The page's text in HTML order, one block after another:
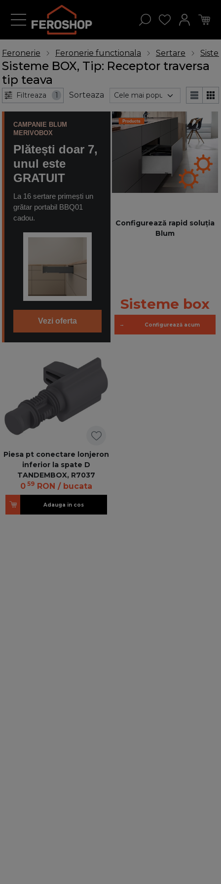
Feronerie Feronerie functionala Sertare
Sisteme BOX, Tip: Receptor traversa
tip teava
Filtreaza 1 Sorteaza
CAMPANIE BLUM
MERIVOBOX
Plătești doar 7,
unul este
GRATUIT
La 16 sertare primești un
grătar portabil BBQ01
cadou.
Vezi oferta
Configurează rapid soluția
Blum
Sisteme box
→ Configurează acum
Piesa pt conectare lonjeron
inferior la spate D
TANDEMBOX, R7037
059 RON / bucata
Adauga in cos